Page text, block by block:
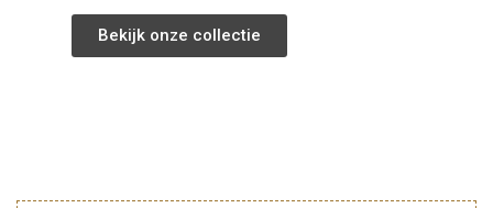
Bekijk onze collectie